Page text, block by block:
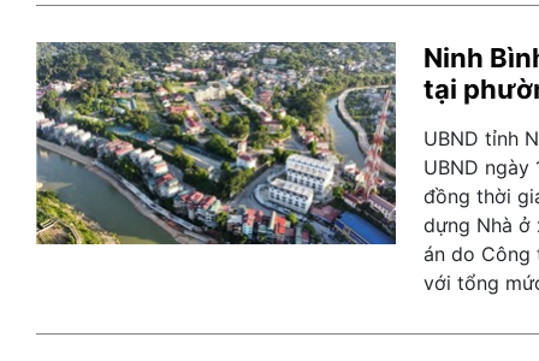
Ninh
tại
UBND tỉnh
UBND
đồng thời
dựng Nhà ở
án do Công
với tổng